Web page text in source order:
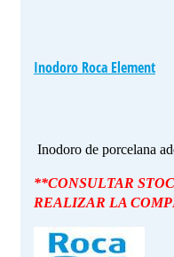
Inodoro Roca Element
Inodoro de porcelana
**CONSULTAR
REALIZAR LA